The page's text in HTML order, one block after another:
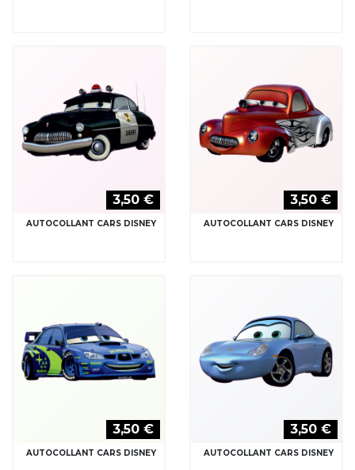
3,50 €
AUTOCOLLANT CARS DISNEY
3,50 €
AUTOCOLLANT CARS DISNEY
3,50 €
AUTOCOLLANT CARS DISNEY
3,50 €
AUTOCOLLANT CARS DISNEY